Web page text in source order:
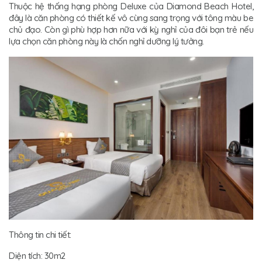
Thuộc hệ thống hạng phòng Deluxe của Diamond Beach Hotel,
đây là căn phòng có thiết kế vô cùng sang trọng với tông màu be
chủ đạo. Còn gì phù hợp hơn nữa với kỳ nghỉ của đôi bạn trẻ nếu
lựa chọn căn phòng này là chốn nghỉ dưỡng lý tưởng.
Thông tin chi tiết:
Diện tích: 30m2